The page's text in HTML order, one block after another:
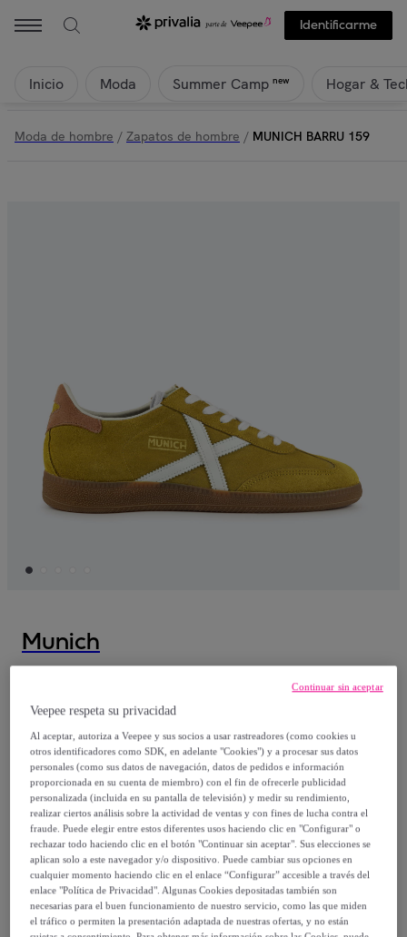
Identificarme
Inicio Moda Summer Camp new Hogar &
Moda de hombre / Zapatos de hombre / MUNICH BARRU 159
Munich
57,50 €
115,00 €
-50%
Guía de tallas
Vendido porOficial MUNICH® Shop en Veepee
Veepee respeta su privacidad
Al aceptar, autoriza a Veepee y sus socios a usar rastreadores (como cookies u
otros identificadores como SDK, en adelante "Cookies") y a procesar sus datos
personales (como sus datos de navegación, datos de pedidos e información
proporcionada en su cuenta de miembro) con el fin de ofrecerle publicidad
personalizada (incluida en su pantalla de televisión) y medir su rendimiento,
realizar ciertos análisis sobre la actividad de ventas y con fines de lucha contra el
fraude. Puede elegir entre estos diferentes usos haciendo clic en "Configurar" o
rechazar todo haciendo clic en el botón "Continuar sin aceptar". Sus elecciones se
aplican solo a este navegador y/o dispositivo. Puede cambiar sus opciones en
cualquier momento haciendo clic en el enlace “Configurar” accesible a través del
enlace "Política de Privacidad". Algunas Cookies depositadas también son
necesarias para el buen funcionamiento de nuestro servicio, como las que miden
el tráfico o permiten la presentación adaptada de nuestras ofertas, y no están
Continuar sin aceptar